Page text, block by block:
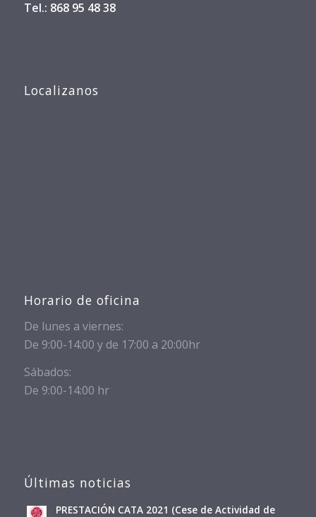
Tel.: 868 95 48 38
Localizanos
Horario de oficina
De lunes a viernes:
De 9:00-14:00 y de 17:00 a 20:00hr
Sábados:
De 9:00-14:00 hr
Últimas noticias
PRESTACIÓN CATA 2021 (Cese de Actividad de